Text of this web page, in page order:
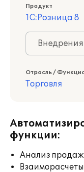
Продукт
1С:Розница 8
Отрасль /
Торговля
функции:
Анализ продаж